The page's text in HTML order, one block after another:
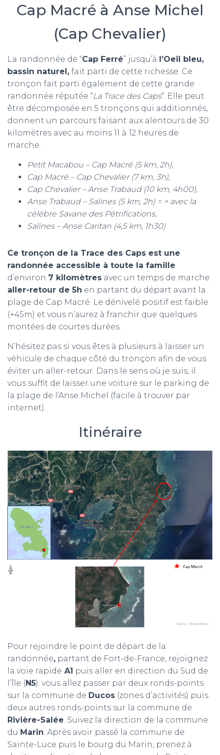
Cap Macré à Anse Michel
(Cap Chevalier)
La randonnée de “Cap Ferré” jusqu’à l’Oeil bleu,
bassin naturel, fait parti de cette richesse. Ce
tronçon fait parti également de cette grande
randonnée réputée “La Trace des Caps“. Elle peut
être décomposée en 5 tronçons qui additionnés,
donnent un parcours faisant aux alentours de 30
kilomètres avec au moins 11 à 12 heures de
marche.
Petit Macabou – Cap Macré (5 km, 2h),
Cap Macré – Cap Chevalier (7 km, 3h),
Cap Chevalier – Anse Trabaud (10 km, 4h00),
Anse Trabaud – Salines (5 km, 2h) = > avec la
célèbre Savane des Pétrifications,
Salines – Anse Caritan (4,5 km, 1h30)
Ce tronçon de la Trace des Caps est une
randonnée accessible à toute la famille
d’environ 7 kilomètres avec un temps de marche
aller-retour de 5h en partant du départ avant la
plage de Cap Macré. Le dénivelé positif est faible
(+45m) et vous n’aurez à franchir que quelques
montées de courtes durées.
N’hésitez pas si vous êtes à plusieurs à laisser un
véhicule de chaque côté du tronçon afin de vous
éviter un aller-retour. Dans le sens où je suis, il
vous suffit de laisser une voiture sur le parking de
la plage de l’Anse Michel (facile à trouver par
internet).
Itinéraire
Pour rejoindre le point de départ de la
randonnée, partant de Fort-de-France, rejoignez
la voie rapide A1 puis aller en direction du Sud de
l’île ( N5). vous allez passer par deux ronds-points
sur la commune de Ducos (zones d’activités) puis
deux autres ronds-points sur la commune de
Rivière-Salée. Suivez la direction de la commune
du Marin. Après avoir passé la commune de
Sainte-Luce puis le bourg du Marin, prenez à